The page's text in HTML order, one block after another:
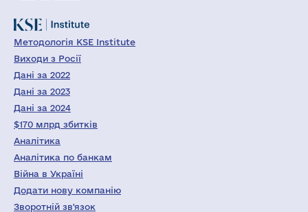
Методологія KSE Institute
Виходи з Росії
Дані за 2022
Дані за 2023
Дані за 2024
$170 млрд збитків
Аналітика
Аналітика по банкам
Війна в Україні
Додати нову компанію
Зворотній зв'язок